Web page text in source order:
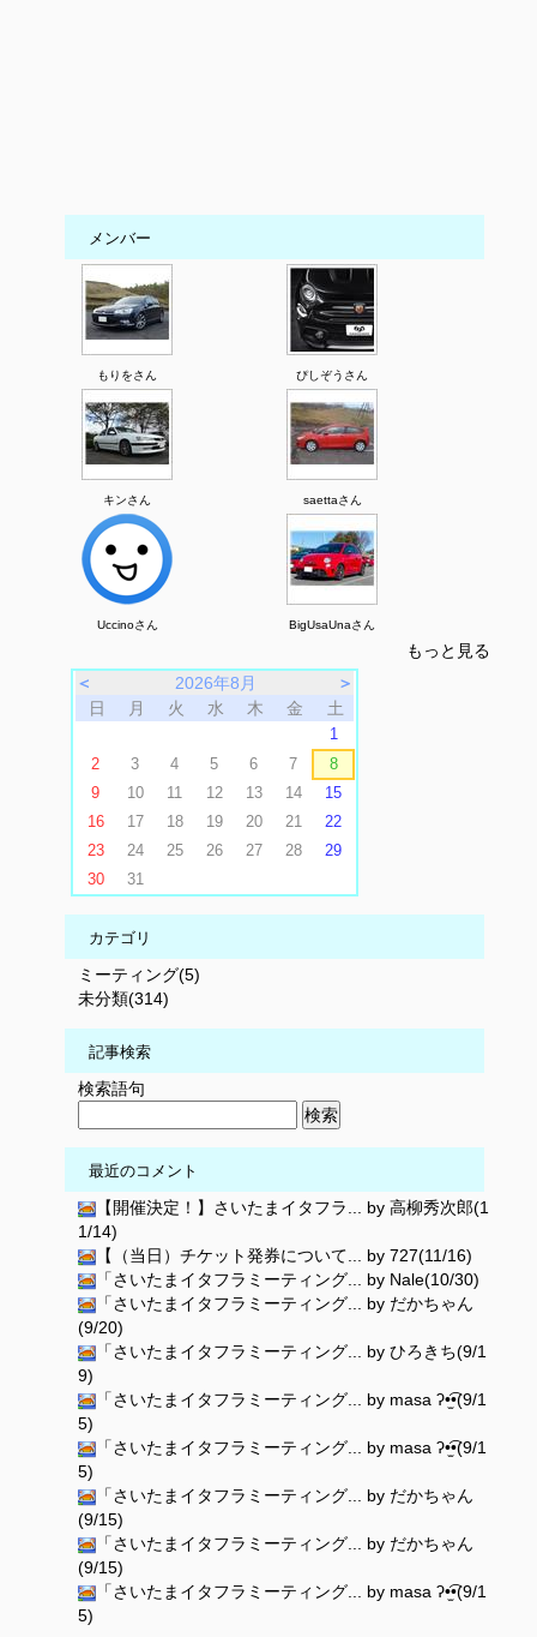
メンバー
もりをさん ぴしぞうさん
キンさん saettaさん
Uccinoさん BigUsaUnaさん
もっと見る
＜
2026年8月
＞
日
月 火 水 木 金 土
1
2
3 4 5 6 7
8
9
10 11 12 13 14
15
16
17 18 19 20 21
22
23
24 25 26 27 28
29
30
31
カテゴリ
ミーティング(5)
未分類(314)
記事検索
検索語句
最近のコメント
【開催決定！】さいたまイタフラ... by 高柳秀次郎(1
1/14)
【（当日）チケット発券について... by 727(11/16)
「さいたまイタフラミーティング... by Nale(10/30)
「さいたまイタフラミーティング... by だかちゃん
(9/20)
「さいたまイタフラミーティング... by ひろきち(9/1
9)
「さいたまイタフラミーティング... by masa ʔ•̫͡•(9/1
5)
「さいたまイタフラミーティング... by masa ʔ•̫͡•(9/1
5)
「さいたまイタフラミーティング... by だかちゃん
(9/15)
「さいたまイタフラミーティング... by だかちゃん
(9/15)
「さいたまイタフラミーティング... by masa ʔ•̫͡•(9/1
5)